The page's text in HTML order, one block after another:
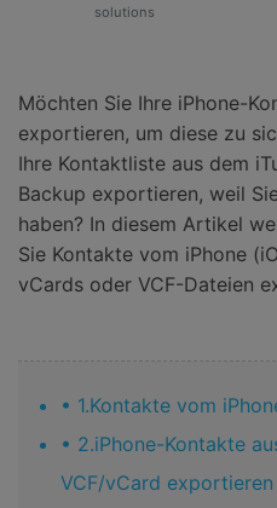
Support
Suchen
solutions
Möchten Sie Ihre iPhone-
exportieren, um diese zu
Ihre Kontaktliste aus dem
Backup exportieren, weil
haben? In diesem Artikel
Sie Kontakte vom iPhone
vCards oder VCF-Dateien
• 1.Kontakte vom
• 2.iPhone-Kontakte
VCF/vCard exportieren